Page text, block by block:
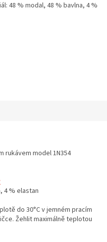
48 % modal, 48 % bavlna, 4 %
rukávem model 1N354
4 % elastan
do 30°C v jemném pracím
Žehlit maximálně teplotou